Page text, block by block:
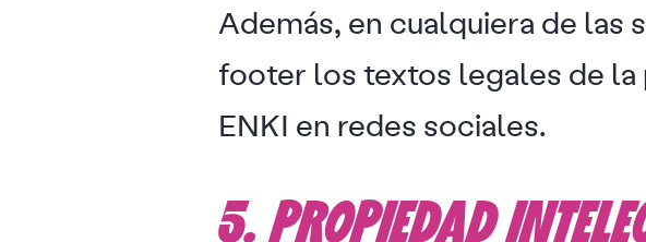
Además, en cualquiera de
footer los textos legales de
ENKI en redes sociales.
5. PROPIEDAD